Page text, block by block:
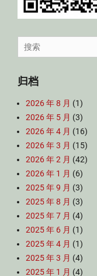
Search
for:
归档
2026 年 8 月 (1)
2026 年 5 月 (3)
2026 年 4 月 (16)
2026 年 3 月 (15)
2026 年 2 月 (42)
2026 年 1 月 (6)
2025 年 9 月 (3)
2025 年 8 月 (3)
2025 年 7 月 (4)
2025 年 6 月 (1)
2025 年 4 月 (1)
2025 年 3 月 (4)
2025 年 1 月 (4)